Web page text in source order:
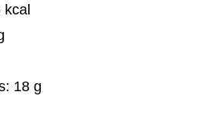
kcal
18 g